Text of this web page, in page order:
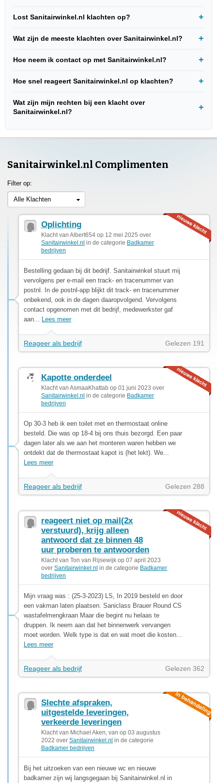
Lost Sanitairwinkel.nl klachten op?
Wat zijn de meeste klachten over Sanitairwinkel.nl?
Hoe neem ik contact op met Sanitairwinkel.nl?
Hoe snel reageert Sanitairwinkel.nl op klachten?
Wat zijn mijn rechten bij een klacht over
Sanitairwinkel.nl?
Sanitairwinkel.nl Complimenten
Filter op:
Alle Klachten
Oplichting
Klacht van Albert654 op 12 mei 2025 over
Sanitairwinkel.nl in de categorie Badkamer
bedrijven
Bestelling gedaan bij dit bedrijf. Sanitairwinkel stuurt mij
vervolgens per e-mail een track- en tracenummer van
postnl. In de postnl-app blijkt dit track- en tracenummer
onbekend, ook in de dagen daaropvolgend. Vervolgens
contact opgenomen met dit bedrijf, medewerkster gaf
aan... Lees meer
Reageer als bedrijf Gelezen 191
Kapotte onderdeel
Klacht van AsmaaKhattab op 01 juni 2023 over
Sanitairwinkel.nl in de categorie Badkamer
bedrijven
Op 30-3 heb ik een toilet met en thermostaat online
besteld. Die was op 18-4 bij ons thuis bezorgd. Een paar
dagen later als we aan het monteren waren hebben we
ontdekt dat de thermostaat kapot is (het lekt). We...
Lees meer
Reageer als bedrijf Gelezen 288
reageert niet op mail(2x
verstuurd), krijg alleen
antwoord dat ze binnen 48
uur proberen te antwoorden
Klacht van Ton van Rijsewijk op 07 april 2023
over Sanitairwinkel.nl in de categorie Badkamer
bedrijven
Mijn vraag was : (25-3-2023) LS, In 2019 besteld en door
een vakman laten plaatsen. Saniclass Brauer Round CS
wastafelmengkraan Maar die begint nu helaas te
druppen. Ik neem aan dat het binnenwerk vervangen
moet worden. Welk type is dat en wat moet die kosten...
Lees meer
Reageer als bedrijf Gelezen 362
Slechte afspraken,
uitgestelde leveringen,
verkeerde leveringen
Klacht van Michael Aken, van op 03 augustus
2022 over Sanitairwinkel.nl in de categorie
Badkamer bedrijven
Bij het uitzoeken van een nieuwe wc en nieuwe
badkamer zijn wij langsgegaan bij Sanitairwinkel.nl in